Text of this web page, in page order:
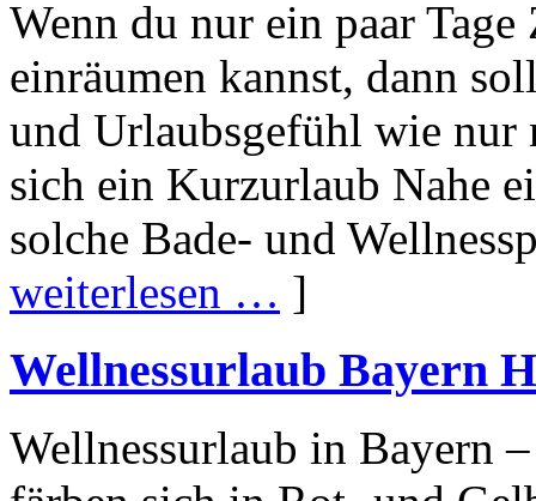
Wenn du nur ein paar
einräumen kannst, dann
und Urlaubsgefühl wie
sich ein Kurzurlaub Nahe
solche Bade- und
weiterlesen … ]
Wellnessurlaub Bayern
Wellnessurlaub in Bayern